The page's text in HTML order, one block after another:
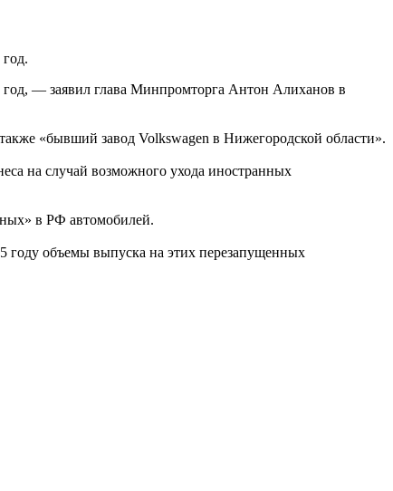
год, — заявил глава Минпромторга Антон Алиханов в
«бывший завод Volkswagen в Нижегородской области».
на случай возможного ухода иностранных
в РФ автомобилей.
году объемы выпуска на этих перезапущенных